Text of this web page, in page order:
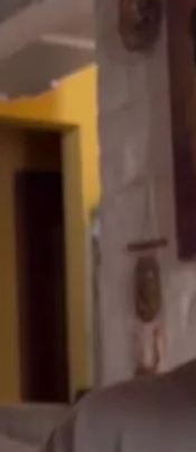
influencer fue
él ha respondido
detrás del
"Me han ofrecido
Gero Arias,
mano. El propio
se grababa
acto fue criticado
arremetía